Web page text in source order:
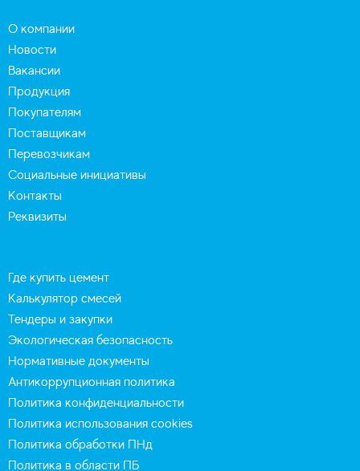
О компании
Новости
Вакансии
Продукция
Покупателям
Поставщикам
Перевозчикам
Социальные инициативы
Контакты
Реквизиты
Где купить цемент
Калькулятор смесей
Тендеры и закупки
Экологическая безопасность
Нормативные документы
Антикоррупционная политика
Политика конфиденциальности
Политика использования cookies
Политика обработки ПНд
Политика в области ПБ